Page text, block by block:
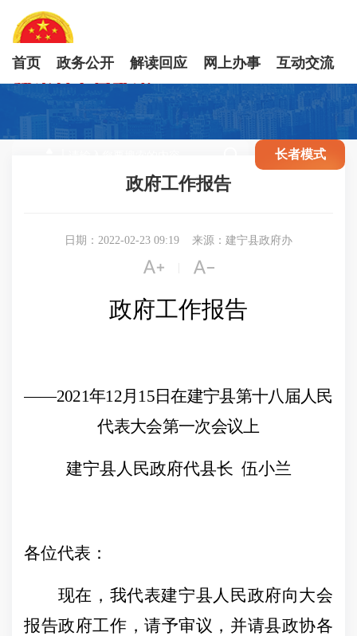
首页 政务公开 解读回应 网上办事 互动交流
长者模式
政府工作报告
日期：2022-02-23 09:19 来源：建宁县政府办
 
政府工作报告
——2021年12月15日在建宁县第十八届人民
代表大会第一次会议上
建宁县人民政府代县长 伍小兰
各位代表：
现在，我代表建宁县人民政府向大会
报告政府工作，请予审议，并请县政协各